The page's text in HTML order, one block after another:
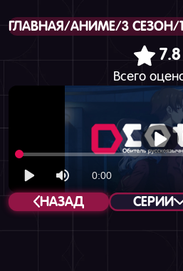
ГЛАВНАЯ/АНИМЕ/3 СЕЗОН/
7.8
Всего
НАЗАД СЕРИИ